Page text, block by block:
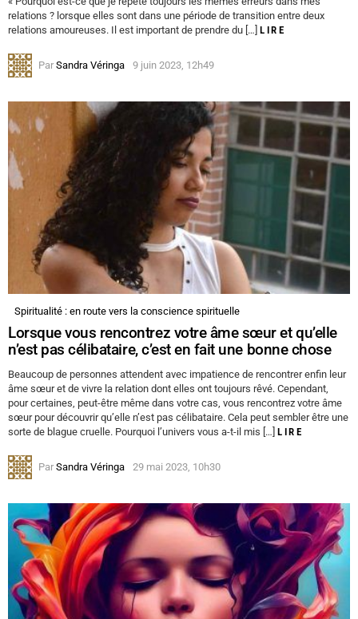
relations ? lorsque elles sont dans une période de transition entre deux
relations amoureuses. Il est important de prendre du […] LIRE
Par Sandra Véringa 9 juin 2023, 12h49
Spiritualité : en route vers la conscience spirituelle
Lorsque vous rencontrez votre âme sœur et qu’elle
n’est pas célibataire, c’est en fait une bonne chose
Beaucoup de personnes attendent avec impatience de rencontrer enfin leur
âme sœur et de vivre la relation dont elles ont toujours rêvé. Cependant,
pour certaines, peut-être même dans votre cas, vous rencontrez votre âme
sœur pour découvrir qu’elle n’est pas célibataire. Cela peut sembler être une
sorte de blague cruelle. Pourquoi l’univers vous a-t-il mis […] LIRE
Par Sandra Véringa 29 mai 2023, 10h30